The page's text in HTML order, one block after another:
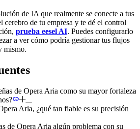
de IA que realmente se conecte a tus
cerebro de tu empresa y te dé el control
prueba eesel AI. Puedes configurarlo
a ver cómo podría gestionar tus flujos
mismo.
de Opera Aria como su mayor fortaleza
Aria, ¿qué tan fiable es su precisión
de Opera Aria algún problema con su